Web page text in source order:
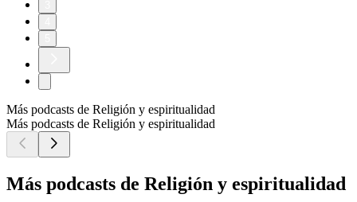
Más podcasts de Religión y espiritualidad
Más podcasts de Religión y espiritualidad
Más podcasts de Religión y espiritualidad